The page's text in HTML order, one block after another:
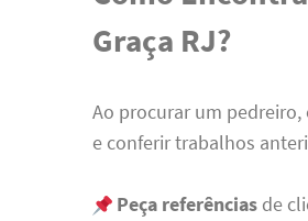
Graça RJ?
Ao procurar um
e conferir trabalhos
Peça referências de